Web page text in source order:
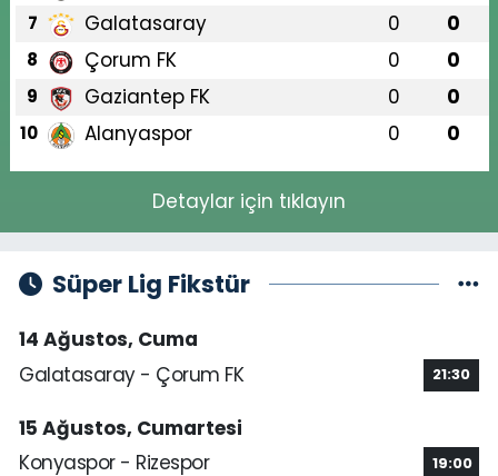
7 Galatasaray 0 0
8 Çorum FK 0 0
9 Gaziantep FK 0 0
10 Alanyaspor 0 0
Detaylar için tıklayın
Süper Lig Fikstür
14 Ağustos, Cuma
Galatasaray - Çorum FK
21:30
15 Ağustos, Cumartesi
Konyaspor - Rizespor
19:00